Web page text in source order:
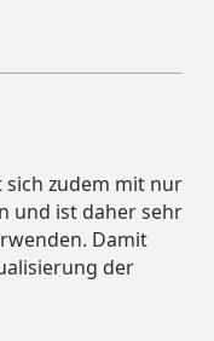
sich zudem mit nur
und ist daher sehr
Damit
der